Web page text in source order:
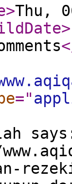
>Thu,
>
="